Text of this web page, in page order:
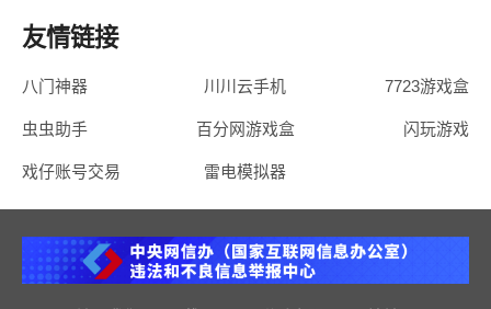
友情链接
八门神器 川川云手机 7723游戏盒
虫虫助手 百分网游戏盒 闪玩游戏
戏仔账号交易 雷电模拟器